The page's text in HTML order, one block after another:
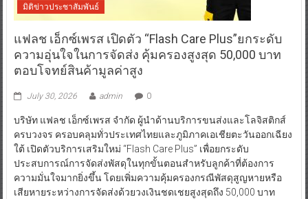
มิติข่าวประชาสัมพันธ์
แฟลช เอ็กซ์เพรส เปิดตัว “Flash Care Plus”ยกระดับ
ความอุ่นใจในการจัดส่ง คุ้มครองสูงสุด 50,000 บาท
ตอบโจทย์สินค้ามูลค่าสูง
July 30, 2026 admin 0
บริษัท แฟลช เอ็กซ์เพรส จำกัด ผู้นำด้านบริการขนส่งและโลจิสติกส์
ครบวงจร ครอบคลุมทั่วประเทศไทยและภูมิภาคเอเชียตะวันออกเฉียง
ใต้ เปิดตัวบริการเสริมใหม่ “Flash Care Plus” เพื่อยกระดับ
ประสบการณ์การจัดส่งพัสดุในทุกขั้นตอนสำหรับลูกค้าที่ต้องการ
ความมั่นใจมากยิ่งขึ้น โดยเพิ่มความคุ้มครองกรณีพัสดุสูญหายหรือ
เสียหายระหว่างการจัดส่งด้วยวงเงินชดเชยสูงสุดถึง 50,000 บาท